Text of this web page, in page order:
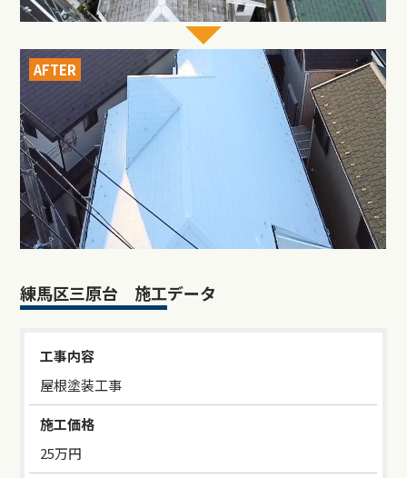
AFTER
練馬区三原台 施工データ
工事内容
屋根塗装工事
施工価格
25万円